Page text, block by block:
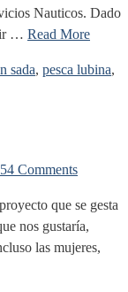
Nauticos. Dado
… Read More
sada, pesca lubina,
Comments
que se gesta
nos gustaría,
las mujeres,